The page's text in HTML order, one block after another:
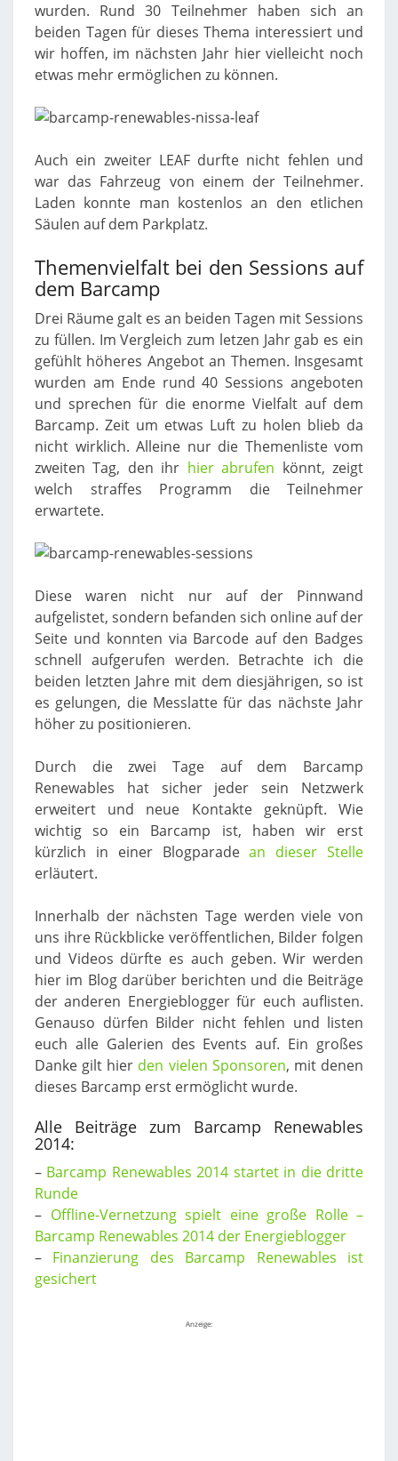
wurden. Rund 30 Teilnehmer haben sich an
beiden Tagen für dieses Thema interessiert und
wir hoffen, im nächsten Jahr hier vielleicht noch
etwas mehr ermöglichen zu können.
Auch ein zweiter LEAF durfte nicht fehlen und
war das Fahrzeug von einem der Teilnehmer.
Laden konnte man kostenlos an den etlichen
Säulen auf dem Parkplatz.
Themenvielfalt bei den Sessions auf
dem Barcamp
Drei Räume galt es an beiden Tagen mit Sessions
zu füllen. Im Vergleich zum letzen Jahr gab es ein
gefühlt höheres Angebot an Themen. Insgesamt
wurden am Ende rund 40 Sessions angeboten
und sprechen für die enorme Vielfalt auf dem
Barcamp. Zeit um etwas Luft zu holen blieb da
nicht wirklich. Alleine nur die Themenliste vom
zweiten Tag, den ihr hier abrufen könnt, zeigt
welch straffes Programm die Teilnehmer
erwartete.
Diese waren nicht nur auf der Pinnwand
aufgelistet, sondern befanden sich online auf der
Seite und konnten via Barcode auf den Badges
schnell aufgerufen werden. Betrachte ich die
beiden letzten Jahre mit dem diesjährigen, so ist
es gelungen, die Messlatte für das nächste Jahr
höher zu positionieren.
Durch die zwei Tage auf dem Barcamp
Renewables hat sicher jeder sein Netzwerk
erweitert und neue Kontakte geknüpft. Wie
wichtig so ein Barcamp ist, haben wir erst
kürzlich in einer Blogparadean dieser Stelle
erläutert.
Innerhalb der nächsten Tage werden viele von
uns ihre Rückblicke veröffentlichen, Bilder folgen
und Videos dürfte es auch geben. Wir werden
hier im Blog darüber berichten und die Beiträge
der anderen Energieblogger für euch auflisten.
Genauso dürfen Bilder nicht fehlen und listen
euch alle Galerien des Events auf. Ein großes
Danke gilt hier den vielen Sponsoren, mit denen
dieses Barcamp erst ermöglicht wurde.
Alle Beiträge zum Barcamp Renewables
2014:
– Barcamp Renewables 2014 startet in die dritte
Runde
– Offline-Vernetzung spielt eine große Rolle –
Barcamp Renewables 2014 der Energieblogger
– Finanzierung des Barcamp Renewables ist
gesichert
Anzeige: